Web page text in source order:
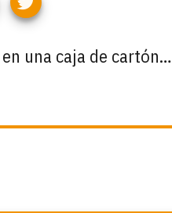
una caja de cartón…